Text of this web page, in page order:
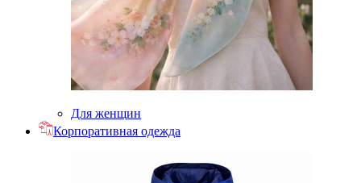
Для женщин
Корпоративная одежда